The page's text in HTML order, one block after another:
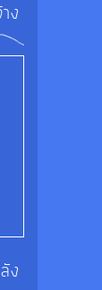
ง
ง